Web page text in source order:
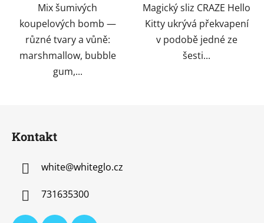
Mix šumivých
koupelových bomb —
různé tvary a vůně:
marshmallow, bubble
gum,...
Magický sliz CRAZE Hello
Kitty ukrývá překvapení
v podobě jedné ze
šesti...
Kontakt
white@whiteglo.cz
731635300